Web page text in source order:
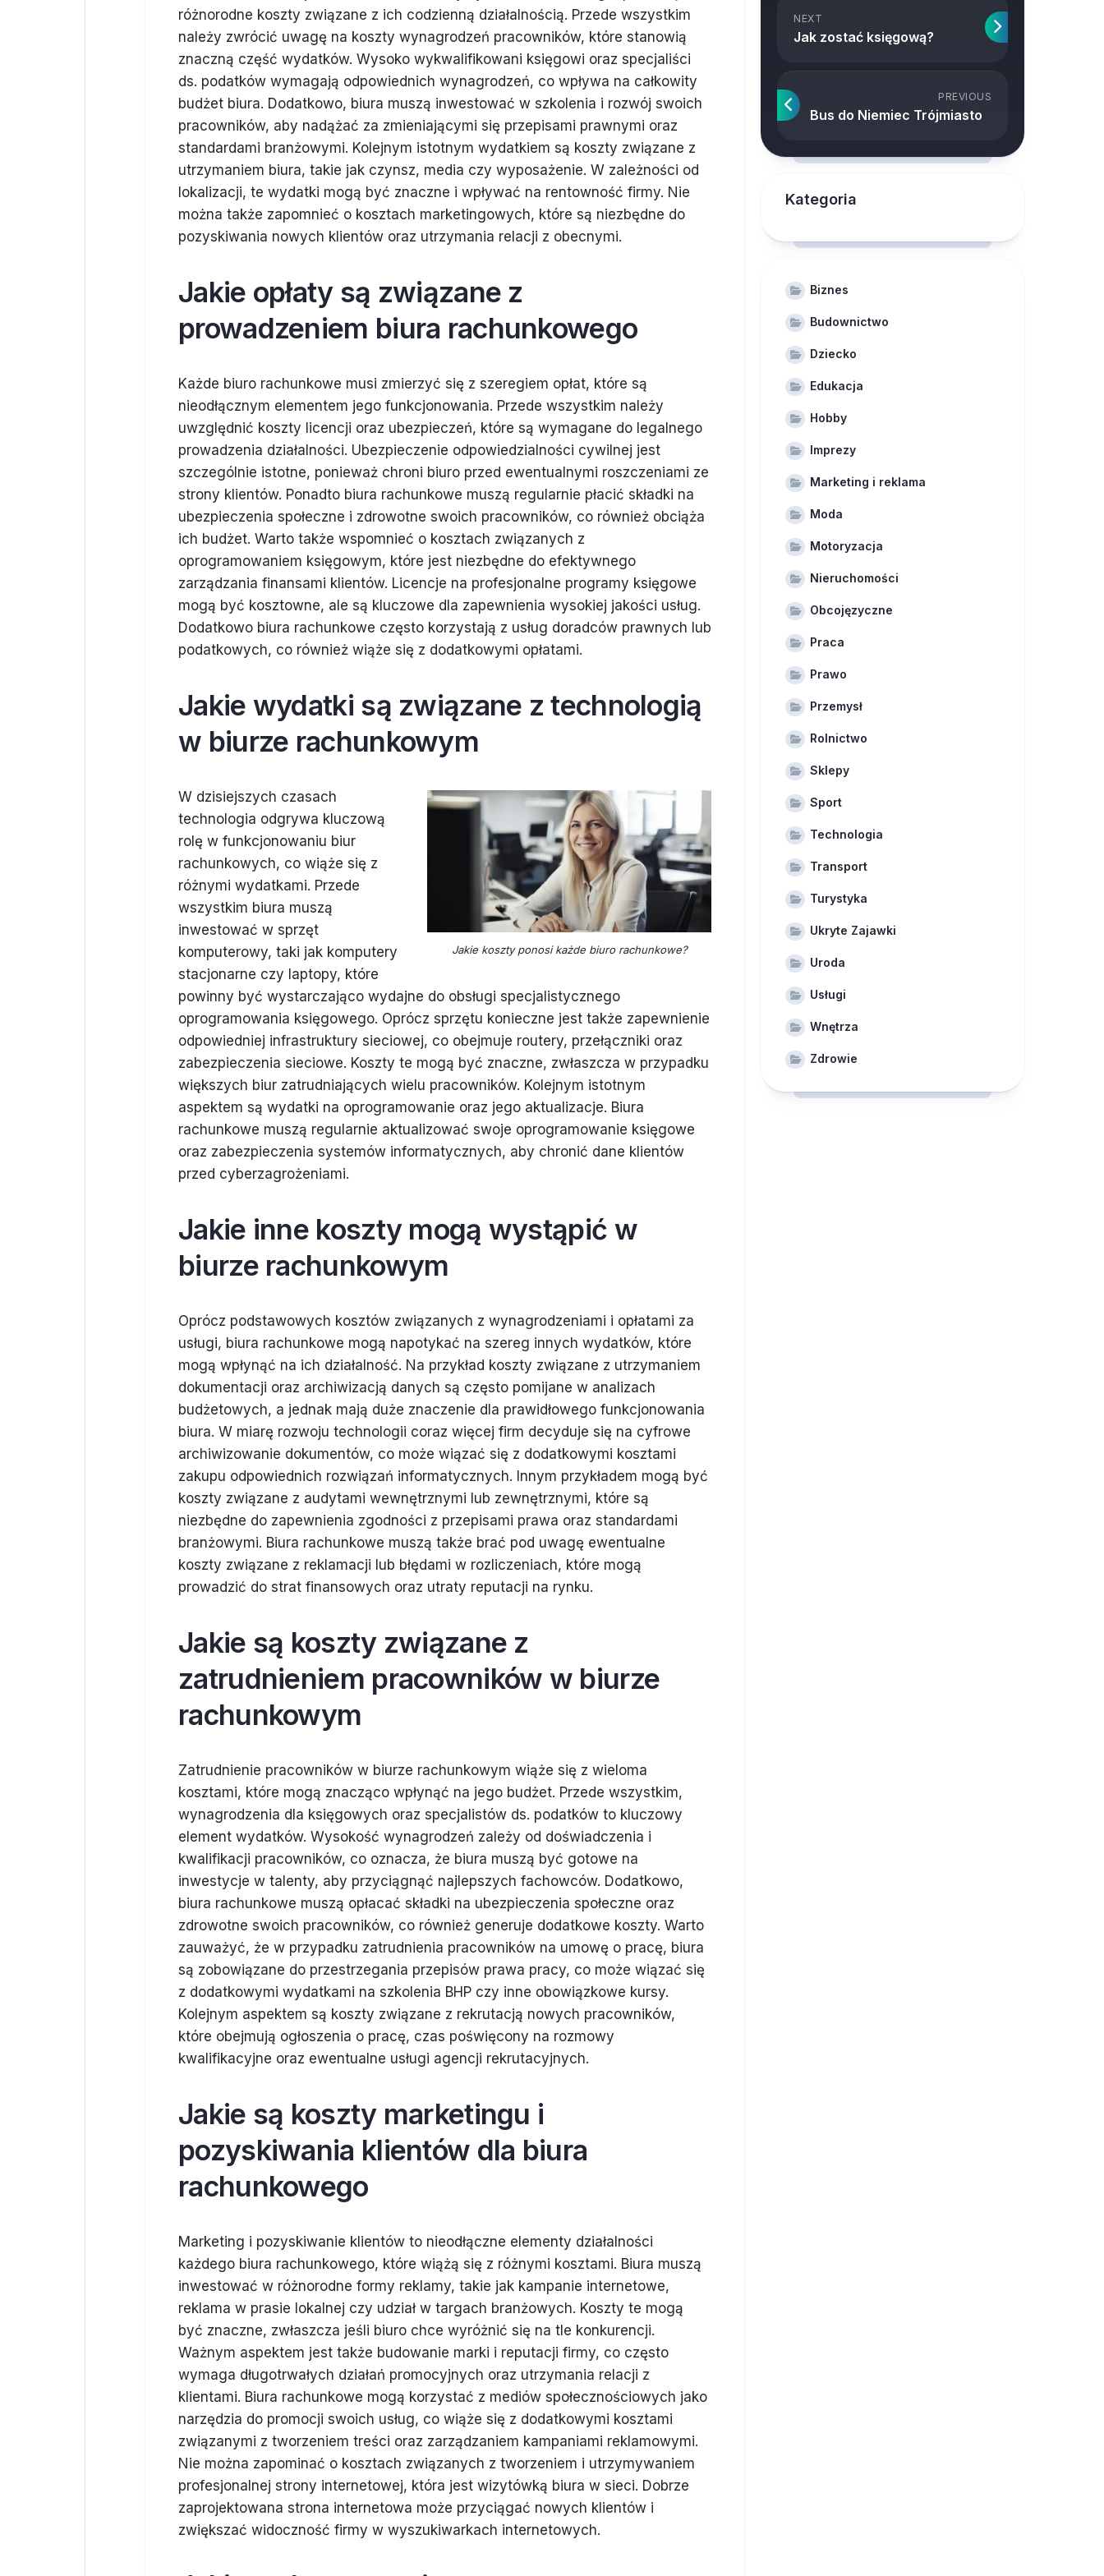
różnorodne koszty związane z ich codzienną działalnością. Przede wszystkim
należy zwrócić uwagę na koszty wynagrodzeń pracowników, które stanowią
znaczną część wydatków. Wysoko wykwalifikowani księgowi oraz specjaliści
ds. podatków wymagają odpowiednich wynagrodzeń, co wpływa na całkowity
budżet biura. Dodatkowo, biura muszą inwestować w szkolenia i rozwój swoich
pracowników, aby nadążać za zmieniającymi się przepisami prawnymi oraz
standardami branżowymi. Kolejnym istotnym wydatkiem są koszty związane z
utrzymaniem biura, takie jak czynsz, media czy wyposażenie. W zależności od
lokalizacji, te wydatki mogą być znaczne i wpływać na rentowność firmy. Nie
można także zapomnieć o kosztach marketingowych, które są niezbędne do
pozyskiwania nowych klientów oraz utrzymania relacji z obecnymi.
Jakie opłaty są związane z
prowadzeniem biura rachunkowego
Każde biuro rachunkowe musi zmierzyć się z szeregiem opłat, które są
nieodłącznym elementem jego funkcjonowania. Przede wszystkim należy
uwzględnić koszty licencji oraz ubezpieczeń, które są wymagane do legalnego
prowadzenia działalności. Ubezpieczenie odpowiedzialności cywilnej jest
szczególnie istotne, ponieważ chroni biuro przed ewentualnymi roszczeniami ze
strony klientów. Ponadto biura rachunkowe muszą regularnie płacić składki na
ubezpieczenia społeczne i zdrowotne swoich pracowników, co również obciąża
ich budżet. Warto także wspomnieć o kosztach związanych z
oprogramowaniem księgowym, które jest niezbędne do efektywnego
zarządzania finansami klientów. Licencje na profesjonalne programy księgowe
mogą być kosztowne, ale są kluczowe dla zapewnienia wysokiej jakości usług.
Dodatkowo biura rachunkowe często korzystają z usług doradców prawnych lub
podatkowych, co również wiąże się z dodatkowymi opłatami.
Jakie wydatki są związane z technologią
w biurze rachunkowym
Jakie koszty ponosi każde biuro rachunkowe?
W dzisiejszych czasach
technologia odgrywa kluczową
rolę w funkcjonowaniu biur
rachunkowych, co wiąże się z
różnymi wydatkami. Przede
wszystkim biura muszą
inwestować w sprzęt
komputerowy, taki jak komputery
stacjonarne czy laptopy, które
powinny być wystarczająco wydajne do obsługi specjalistycznego
oprogramowania księgowego. Oprócz sprzętu konieczne jest także zapewnienie
odpowiedniej infrastruktury sieciowej, co obejmuje routery, przełączniki oraz
zabezpieczenia sieciowe. Koszty te mogą być znaczne, zwłaszcza w przypadku
większych biur zatrudniających wielu pracowników. Kolejnym istotnym
aspektem są wydatki na oprogramowanie oraz jego aktualizacje. Biura
rachunkowe muszą regularnie aktualizować swoje oprogramowanie księgowe
oraz zabezpieczenia systemów informatycznych, aby chronić dane klientów
przed cyberzagrożeniami.
Jakie inne koszty mogą wystąpić w
biurze rachunkowym
Oprócz podstawowych kosztów związanych z wynagrodzeniami i opłatami za
usługi, biura rachunkowe mogą napotykać na szereg innych wydatków, które
mogą wpłynąć na ich działalność. Na przykład koszty związane z utrzymaniem
dokumentacji oraz archiwizacją danych są często pomijane w analizach
budżetowych, a jednak mają duże znaczenie dla prawidłowego funkcjonowania
biura. W miarę rozwoju technologii coraz więcej firm decyduje się na cyfrowe
archiwizowanie dokumentów, co może wiązać się z dodatkowymi kosztami
zakupu odpowiednich rozwiązań informatycznych. Innym przykładem mogą być
koszty związane z audytami wewnętrznymi lub zewnętrznymi, które są
niezbędne do zapewnienia zgodności z przepisami prawa oraz standardami
branżowymi. Biura rachunkowe muszą także brać pod uwagę ewentualne
koszty związane z reklamacji lub błędami w rozliczeniach, które mogą
prowadzić do strat finansowych oraz utraty reputacji na rynku.
Jakie są koszty związane z
zatrudnieniem pracowników w biurze
rachunkowym
Zatrudnienie pracowników w biurze rachunkowym wiąże się z wieloma
kosztami, które mogą znacząco wpłynąć na jego budżet. Przede wszystkim,
wynagrodzenia dla księgowych oraz specjalistów ds. podatków to kluczowy
element wydatków. Wysokość wynagrodzeń zależy od doświadczenia i
kwalifikacji pracowników, co oznacza, że biura muszą być gotowe na
inwestycje w talenty, aby przyciągnąć najlepszych fachowców. Dodatkowo,
biura rachunkowe muszą opłacać składki na ubezpieczenia społeczne oraz
zdrowotne swoich pracowników, co również generuje dodatkowe koszty. Warto
zauważyć, że w przypadku zatrudnienia pracowników na umowę o pracę, biura
są zobowiązane do przestrzegania przepisów prawa pracy, co może wiązać się
z dodatkowymi wydatkami na szkolenia BHP czy inne obowiązkowe kursy.
Kolejnym aspektem są koszty związane z rekrutacją nowych pracowników,
które obejmują ogłoszenia o pracę, czas poświęcony na rozmowy
kwalifikacyjne oraz ewentualne usługi agencji rekrutacyjnych.
Jakie są koszty marketingu i
pozyskiwania klientów dla biura
rachunkowego
Marketing i pozyskiwanie klientów to nieodłączne elementy działalności
każdego biura rachunkowego, które wiążą się z różnymi kosztami. Biura muszą
inwestować w różnorodne formy reklamy, takie jak kampanie internetowe,
reklama w prasie lokalnej czy udział w targach branżowych. Koszty te mogą
być znaczne, zwłaszcza jeśli biuro chce wyróżnić się na tle konkurencji.
Ważnym aspektem jest także budowanie marki i reputacji firmy, co często
wymaga długotrwałych działań promocyjnych oraz utrzymania relacji z
klientami. Biura rachunkowe mogą korzystać z mediów społecznościowych jako
narzędzia do promocji swoich usług, co wiąże się z dodatkowymi kosztami
związanymi z tworzeniem treści oraz zarządzaniem kampaniami reklamowymi.
Nie można zapominać o kosztach związanych z tworzeniem i utrzymywaniem
profesjonalnej strony internetowej, która jest wizytówką biura w sieci. Dobrze
zaprojektowana strona internetowa może przyciągać nowych klientów i
zwiększać widoczność firmy w wyszukiwarkach internetowych.
NEXT
Jak zostać księgową?
PREVIOUS
Bus do Niemiec Trójmiasto
Kategoria
Biznes
Budownictwo
Dziecko
Edukacja
Hobby
Imprezy
Marketing i reklama
Moda
Motoryzacja
Nieruchomości
Obcojęzyczne
Praca
Prawo
Przemysł
Rolnictwo
Sklepy
Sport
Technologia
Transport
Turystyka
Ukryte Zajawki
Uroda
Usługi
Wnętrza
Zdrowie